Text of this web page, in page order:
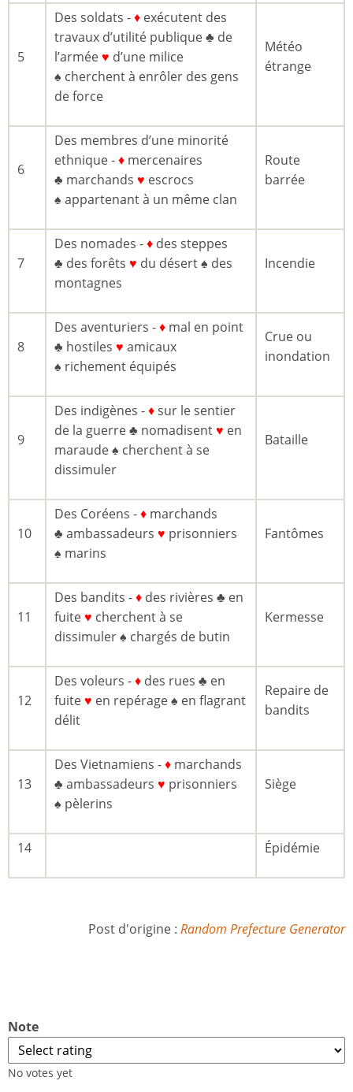
5
Des soldats -♦ exécutent des
travaux d’utilité publique ♣ de
l’armée♥ d’une milice
♠ cherchent à enrôler des gens
de force
Météo
étrange
6
Des membres d’une minorité
ethnique -♦ mercenaires
♣ marchands ♥ escrocs
♠ appartenant à un même clan
Route
barrée
7
Des nomades -♦ des steppes
♣ des forêts ♥ du désert ♠ des
montagnes
Incendie
8
Des aventuriers -♦ mal en point
♣ hostiles ♥ amicaux
♠ richement équipés
Crue ou
inondation
9
Des indigènes -♦sur le sentier
de la guerre ♣ nomadisent♥ en
maraude ♠ cherchent à se
dissimuler
Bataille
10
Des Coréens -♦ marchands
♣ ambassadeurs ♥ prisonniers
♠ marins
Fantômes
11
Des bandits -♦ des rivières ♣ en
fuite♥ cherchent à se
dissimuler ♠ chargés de butin
Kermesse
12
Des voleurs -♦ des rues ♣ en
fuite♥ en repérage ♠ en flagrant
délit
Repaire de
bandits
13
Des Vietnamiens -♦ marchands
♣ ambassadeurs ♥ prisonniers
♠ pèlerins
Siège
14 Épidémie
Post d'origine : Random Prefecture Generator
Note
No votes yet